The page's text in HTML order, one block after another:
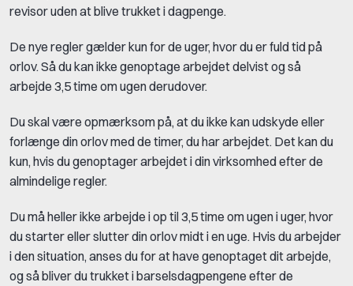
revisor uden at blive trukket i dagpenge.
De nye regler gælder kun for de uger, hvor du er fuld tid på
orlov. Så du kan ikke genoptage arbejdet delvist og så
arbejde 3,5 time om ugen derudover.
Du skal være opmærksom på, at du ikke kan udskyde eller
forlænge din orlov med de timer, du har arbejdet. Det kan du
kun, hvis du genoptager arbejdet i din virksomhed efter de
almindelige regler.
Du må heller ikke arbejde i op til 3,5 time om ugen i uger, hvor
du starter eller slutter din orlov midt i en uge. Hvis du arbejder
i den situation, anses du for at have genoptaget dit arbejde,
og så bliver du trukket i barselsdagpengene efter de